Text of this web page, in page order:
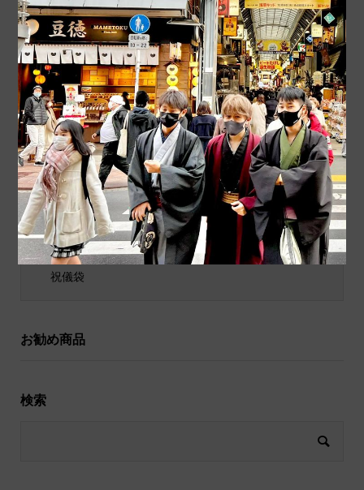
綺麗な季節になりました。
きもの姿の女子がどんど...
観光連盟会長 冨士滋美が
講演会を開催します。 浅...
商品カテゴリ
商品ジャンル
ポチ袋
和小物
祝儀袋
お勧め商品
検索